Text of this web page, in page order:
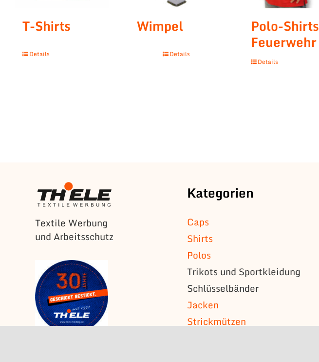
T-Shirts
Details
Wimpel
Details
Polo-Shirts
Feuerwehr
Details
Textile Werbung
und Arbeitsschutz
Kategorien
Caps
Shirts
Polos
Trikots und Sportkleidung
Schlüsselbänder
Jacken
Strickmützen